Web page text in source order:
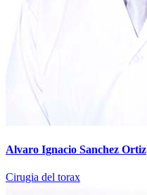
Alvaro Ignacio Sanchez Ortiz
Cirugia del torax